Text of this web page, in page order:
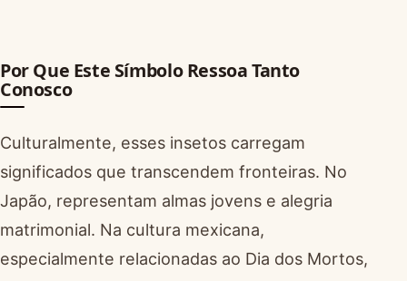
Por Que Este Símbolo Ressoa Tanto
Conosco
Culturalmente, esses insetos carregam
significados que transcendem fronteiras. No
Japão, representam almas jovens e alegria
matrimonial. Na cultura mexicana,
especialmente relacionadas ao Dia dos Mortos,